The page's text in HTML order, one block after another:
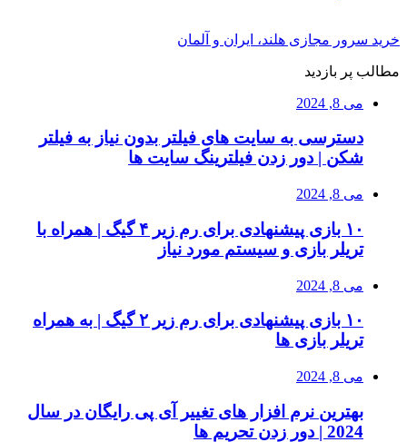
خرید سرور مجازی هلند، ایران و آلمان
مطالب پر بازدید
می 8, 2024
دسترسی به سایت های فیلتر بدون نیاز به فیلتر
شکن | دور زدن فیلترینگ سایت ها
می 8, 2024
۱۰ بازی پیشنهادی برای رم زیر ۴ گیگ | همراه با
تریلر بازی و سیستم مورد نیاز
می 8, 2024
۱۰ بازی پیشنهادی برای رم زیر ۲ گیگ | به همراه
تریلر بازی ها
می 8, 2024
بهترین نرم افزار های تغییر آی پی رایگان در سال
2024 | دور زدن تحریم ها